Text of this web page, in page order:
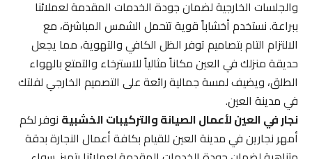
والجلسات الخارجية لضمان جودة الخدمات المقدمة لعملائنا
ببراعة. نستخدم أخشاباً قوية تتحمل الشمس المباشرة، مع
الالتزام التام بتصاميم توفر الظل الكافي والتهوية، مما يجعل
حديقة منزلك في العين مكاناً مثالياً للاسترخاء والتمتع بالهواء
الطلق، ويضيف لمسة جمالية رائعة على التصميم الخارجي لفلتك
في مدينة العين.
نجار في العين لأعمال الصيانة والتركيبات الخشبيةنوفر لكم
أمهر نجارين في مدينة العين للقيام بكافة أعمال النجارة بدقة